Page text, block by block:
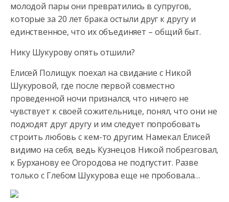
молодой пары они превратились в супругов,
которые за 20 лет брака остыли друг к другу и
единственное, что их объединяет – общий быт.
Нику Шукурову опять отшили?
Елисей Полищук поехал на свидание с Никой
Шукуровой, где после первой совместно
проведенной ночи признался, что ничего не
чувствует к своей сожительнице, понял, что они не
подходят друг другу и им следует попробовать
строить любовь с кем-то другим. Намекал Елисей
видимо на себя, ведь Кузнецов Никой побрезговал,
к Бурханову ее Огородова не подпустит. Разве
только с Глебом Шукурова еще не пробовала…